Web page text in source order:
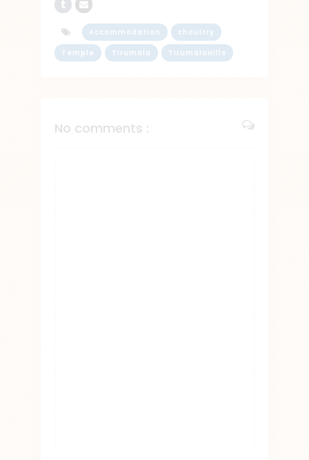
Accommodation choultry
Temple Tirumala TirumalaHills
No comments :